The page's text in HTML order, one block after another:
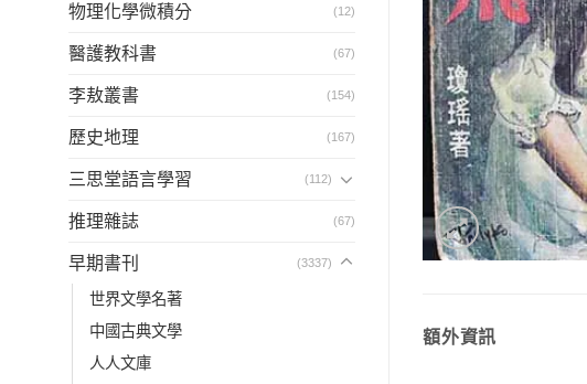
物理化學微積分 (12)
醫護教科書 (67)
李敖叢書 (154)
歷史地理 (167)
三思堂語言學習 (112)
推理雜誌 (67)
早期書刊 (3337)
世界文學名著
中國古典文學
人人文庫
額外資訊